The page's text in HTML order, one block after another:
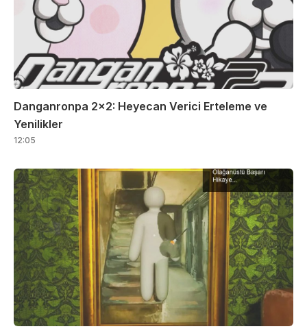
Danganronpa 2×2: Heyecan Verici Erteleme ve
Yenilikler
12:05